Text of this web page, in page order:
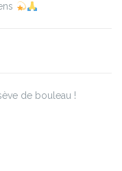
de bouleau !